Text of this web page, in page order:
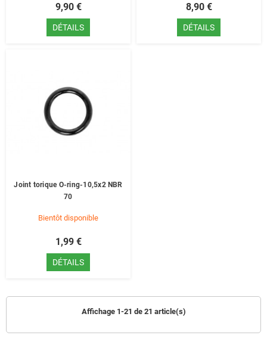
9,90 €
DÉTAILS
8,90 €
DÉTAILS
Joint torique O-ring-10,5x2 NBR
70
Bientôt disponible
1,99 €
DÉTAILS
Affichage 1-21 de 21 article(s)